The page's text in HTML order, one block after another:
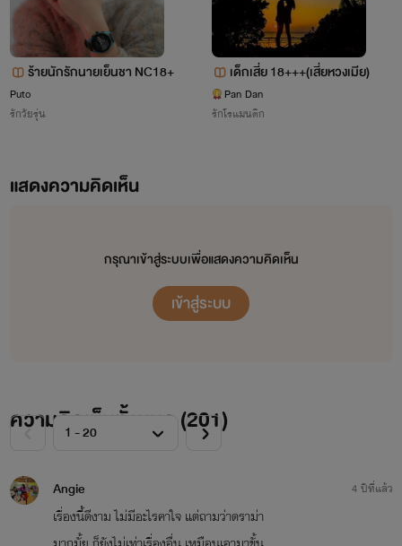
ร้ายนักรักนายเย็นชา NC18+
Puto
รักวัยรุ่น
เด็กเสี่ย 18+++(เสี่ยหวงเมีย)
Pan Dan
รักโรแมนติก
แสดงความคิดเห็น
กรุณาเข้าสู่ระบบเพื่อแสดงความคิดเห็น
เข้าสู่ระบบ
ความคิดเห็นทั้งหมด (201)
Angie
เรื่องนี้ดีงาม ไม่มีอะไรคาใจ แต่ถามว่าดราม่า
4 ปีที่แล้ว